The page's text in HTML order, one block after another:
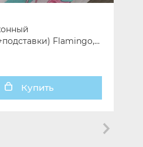
Flamingo,
Купить